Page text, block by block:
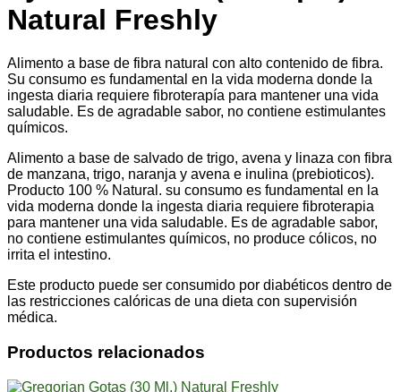
Natural Freshly
Alimento a base de fibra natural con alto contenido de fibra.
Su consumo es fundamental en la vida moderna donde la
ingesta diaria requiere fibroterapía para mantener una vida
saludable. Es de agradable sabor, no contiene estimulantes
químicos.
Alimento a base de salvado de trigo, avena y linaza con fibra
de manzana, trigo, naranja y avena e inulina (prebioticos).
Producto 100 % Natural. su consumo es fundamental en la
vida moderna donde la ingesta diaria requiere fibroterapia
para mantener una vida saludable. Es de agradable sabor,
no contiene estimulantes químicos, no produce cólicos, no
irrita el intestino.
Este producto puede ser consumido por diabéticos dentro de
las restricciones calóricas de una dieta con supervisión
médica.
Productos relacionados